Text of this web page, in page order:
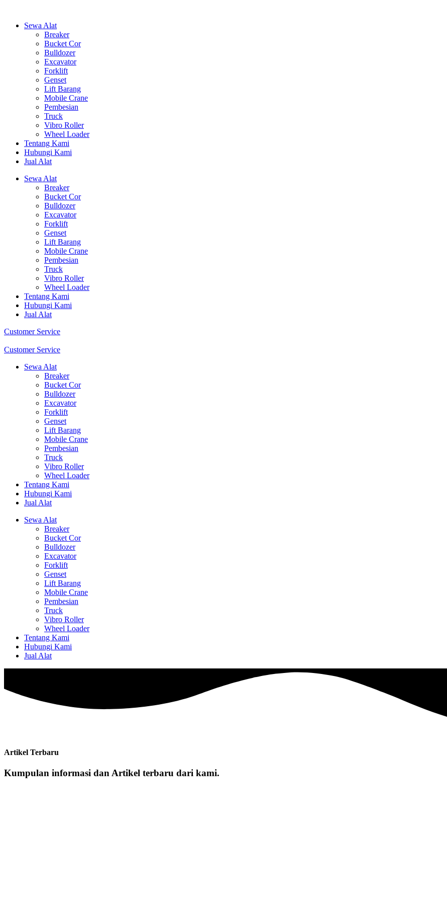
Sewa Alat
Breaker
Bucket Cor
Bulldozer
Excavator
Forklift
Genset
Lift Barang
Mobile Crane
Pembesian
Truck
Vibro Roller
Wheel Loader
Tentang Kami
Hubungi Kami
Jual Alat
Sewa Alat
Breaker
Bucket Cor
Bulldozer
Excavator
Forklift
Genset
Lift Barang
Mobile Crane
Pembesian
Truck
Vibro Roller
Wheel Loader
Tentang Kami
Hubungi Kami
Jual Alat
Customer Service
Customer Service
Sewa Alat
Breaker
Bucket Cor
Bulldozer
Excavator
Forklift
Genset
Lift Barang
Mobile Crane
Pembesian
Truck
Vibro Roller
Wheel Loader
Tentang Kami
Hubungi Kami
Jual Alat
Sewa Alat
Breaker
Bucket Cor
Bulldozer
Excavator
Forklift
Genset
Lift Barang
Mobile Crane
Pembesian
Truck
Vibro Roller
Wheel Loader
Tentang Kami
Hubungi Kami
Jual Alat
Artikel Terbaru
Kumpulan informasi dan Artikel terbaru dari kami.